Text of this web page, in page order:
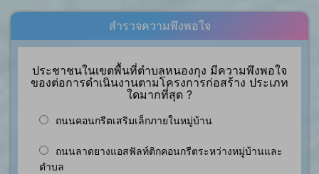
สำรวจความพึงพอใจ
ประชาชนในเขตพื้นที่ตำบลหนองกุง มีความพึงพอใจ
ของต่อการดำเนินงานตามโครงการก่อสร้าง ประเภท
ใดมากที่สุด ?
ถนนคอนกรีตเสริมเล็กภายในหมู่บ้าน
ถนนลาดยางแอสฟัลท์ติกคอนกรีตระหว่างหมู่บ้านและ
ตำบล